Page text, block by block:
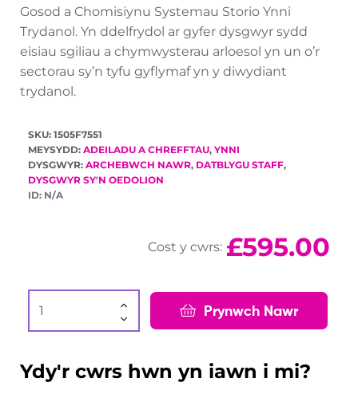
Gosod a Chomisiynu Systemau Storio Ynni
Trydanol. Yn ddelfrydol ar gyfer dysgwyr sydd
eisiau sgiliau a chymwysterau arloesol yn un o’r
sectorau sy’n tyfu gyflymaf yn y diwydiant
trydanol.
SKU: 1505F7551
MEYSYDD: ADEILADU A CHREFFTAU, YNNI
DYSGWYR: ARCHEBWCH NAWR, DATBLYGU STAFF,
DYSGWYR SY'N OEDOLION
ID: N/A
Cost y cwrs: £595.00
Prynwch Nawr
Ydy'r cwrs hwn yn iawn i mi?